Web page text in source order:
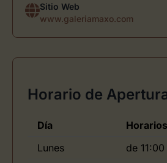
Sitio Web
www.galeriamaxo.com
Horario de
Día
Horarios
Lunes
de